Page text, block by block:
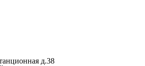
д.38